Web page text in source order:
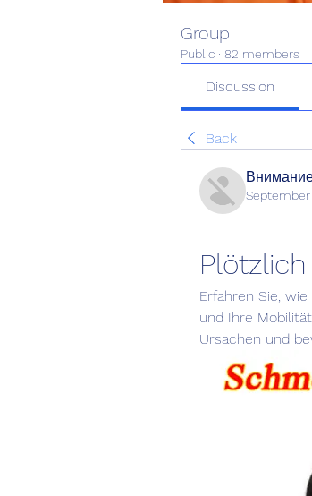
Group
Public · 82 members
Discussion
Back
September
Erfahren Sie,
und Ihre
Ursachen und